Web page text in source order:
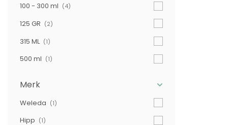
100 - 300 ml (4)
125 GR (2)
315 ML (1)
500 ml (1)
Merk
Weleda (1)
Hipp (1)